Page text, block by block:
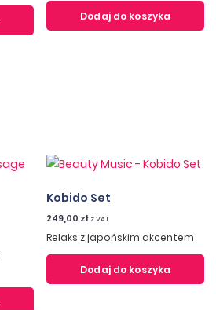
Dodaj do koszyka
Kobido Set
249,00 zł z VAT
Relaks z japońskim akcentem
Dodaj do koszyka